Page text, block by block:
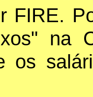
FIRE.
na
os